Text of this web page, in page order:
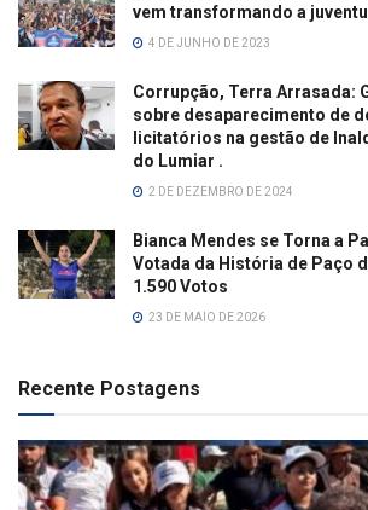
vem transformando a
4 DE JUNHO DE 2023
Corrupção, Terra Arrasada:
sobre desaparecimento de
licitatórios na gestão de
do Lumiar .
2 DE DEZEMBRO DE 2024
Bianca Mendes se Torna a
Votada da História de Paço
1.590 Votos
23 DE MAIO DE 2026
Recente Postagens